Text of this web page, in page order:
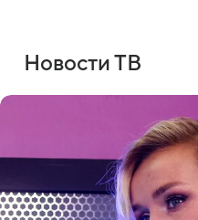
Новости ТВ